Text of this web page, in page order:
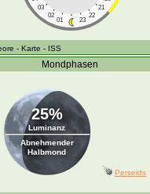
03
21
02
22
01 23
- Karte - ISS
Mondphasen
25%
Luminanz
Abnehmender
Halbmond
Perseids